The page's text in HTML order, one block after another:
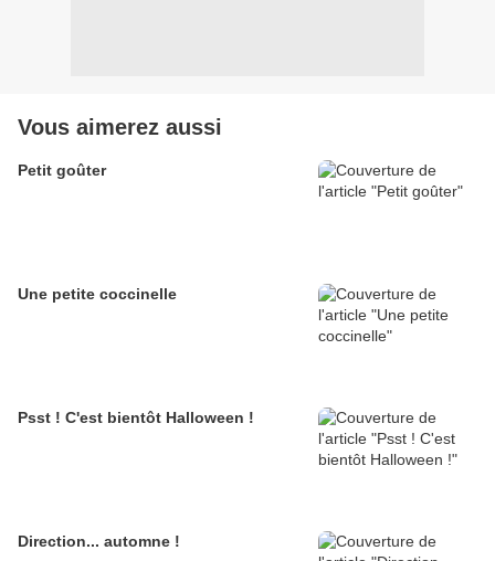
Vous aimerez aussi
Petit goûter
Une petite coccinelle
Psst ! C'est bientôt Halloween !
Direction... automne !